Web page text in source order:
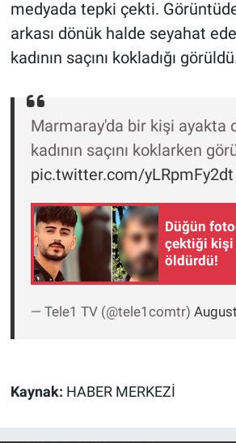
medyada tepki çekti.
arkası dönük halde seyahat
kadının saçını kokladığı
Marmaray'da bir kişi ayakta
kadının saçını koklarken
pic.twitter.com/yLRpmFy2dt
Düğün
çektiği kişi
öldürdü!
— Tele1 TV (@tele1comtr)
Kaynak: HABER MERKEZİ
Gündem Özel
Haber
Kimdir
Koronavirüs
Kültür Sanat